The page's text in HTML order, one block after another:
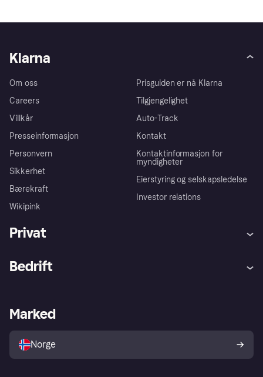
Klarna
Om oss
Careers
Villkår
Presseinformasjon
Personvern
Sikkerhet
Bærekraft
Wikipink
Prisguiden er nå Klarna
Tilgjengelighet
Auto-Track
Kontakt
Kontaktinformasjon for
myndigheter
Eierstyring og selskapsledelse
Investor relations
Privat
Utforsk butikker
Bedrift
Merchant portal
Marked
Norge